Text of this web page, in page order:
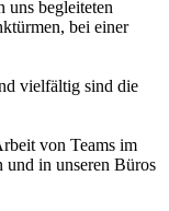
begleiteten
bei einer
vielfältig sind die
von Teams im
und in unseren Büros